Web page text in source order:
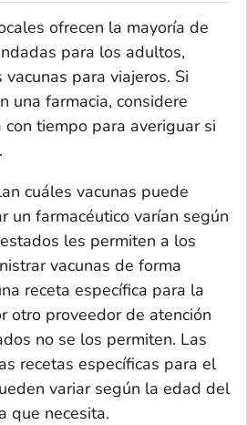
ofrecen la mayoría de
para los adultos,
para viajeros. Si
una farmacia, considere
tiempo para averiguar si
cuáles vacunas puede
un farmacéutico varían según
les permiten a los
vacunas de forma
receta específica para la
otro proveedor de atención
no se los permiten. Las
recetas específicas para el
variar según la edad del
que necesita.